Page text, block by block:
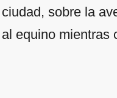
sobre la
equino mientras